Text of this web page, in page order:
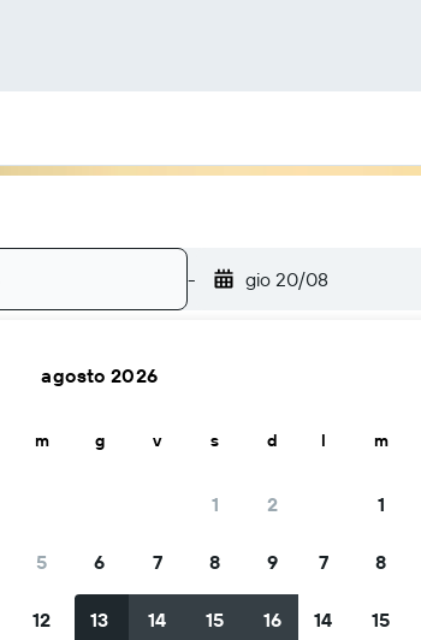
- gio 20/08
agosto 2026
m g v s d
1 2
5 6 7 8 9
12 13 14 15 16
l m
1
7 8
14 15